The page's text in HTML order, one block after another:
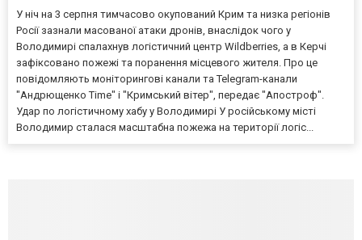
У ніч на 3 серпня тимчасово окупований Крим та низка регіонів
Росії зазнали масованої атаки дронів, внаслідок чого у
Володимирі спалахнув логістичний центр Wildberries, а в Керчі
зафіксовано пожежі та поранення місцевого жителя. Про це
повідомляють моніторингові канали та Telegram-канали
"Андрющенко Time" і "Кримський вітер", передає "Апостроф".
Удар по логістичному хабу у Володимирі У російському місті
Володимир сталася масштабна пожежа на території логіс...